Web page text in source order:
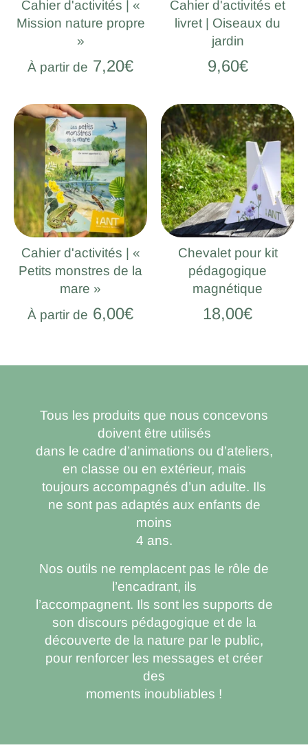
Cahier d'activités | «
Mission nature propre
»
À partir de 7,20€
Cahier d'activités et
livret | Oiseaux du
jardin
9,60€
Cahier d'activités | «
Petits monstres de la
mare »
À partir de 6,00€
Chevalet pour kit
pédagogique
magnétique
18,00€
Tous les produits que nous concevons
doivent être utilisés
dans le cadre d’animations ou d’ateliers,
en classe ou en extérieur, mais
toujours accompagnés d’un adulte. Ils
ne sont pas adaptés aux enfants de
moins
4 ans.
Nos outils ne remplacent pas le rôle de
l’encadrant, ils
l’accompagnent. Ils sont les supports de
son discours pédagogique et de la
découverte de la nature par le public,
pour renforcer les messages et créer
des
moments inoubliables !